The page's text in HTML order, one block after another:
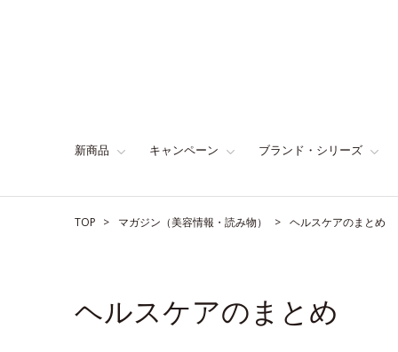
新商品 キャンペーン ブランド・シリーズ
TOP マガジン（美容情報・読み物） ヘルスケアのまとめ
ヘルスケアのまとめ